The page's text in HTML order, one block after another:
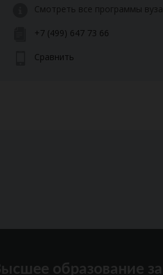
Смотреть все программы вуза
+7 (499) 647 73 66
Сравнить
образование за